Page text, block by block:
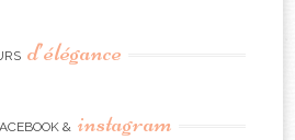
d’élégance
& instagram